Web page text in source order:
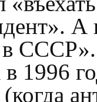
А
в 1996